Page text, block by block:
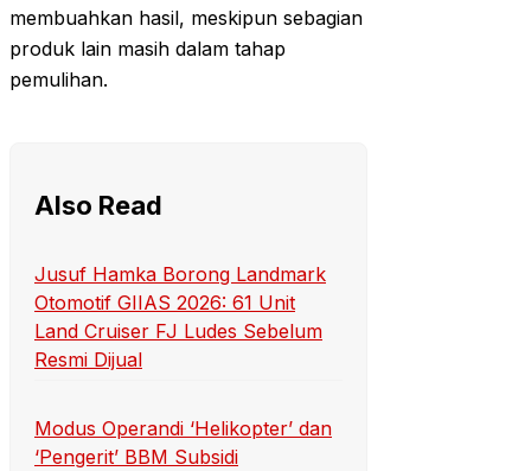
membuahkan hasil, meskipun sebagian
produk lain masih dalam tahap
pemulihan.
Also Read
Jusuf Hamka Borong Landmark
Otomotif GIIAS 2026: 61 Unit
Land Cruiser FJ Ludes Sebelum
Resmi Dijual
Modus Operandi ‘Helikopter’ dan
‘Pengerit’ BBM Subsidi